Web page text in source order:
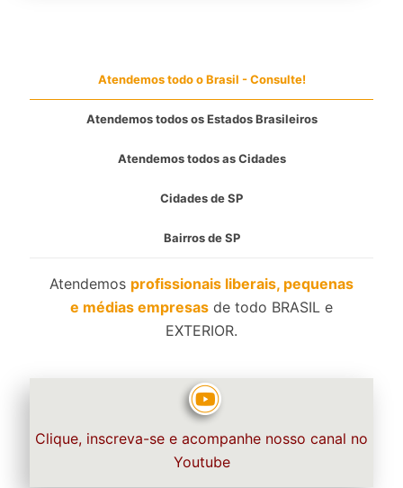
Atendemos todo o Brasil - Consulte!
Atendemos todos os Estados Brasileiros
Atendemos todos as Cidades
Cidades de SP
Bairros de SP
Atendemos profissionais liberais, pequenas
e médias empresas de todo BRASIL e
EXTERIOR.
Clique, inscreva-se e acompanhe nosso canal no
Youtube